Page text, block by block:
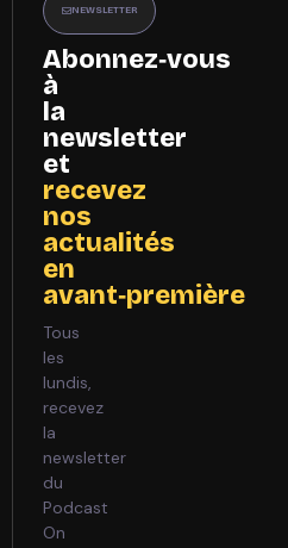
NEWSLETTER
Abonnez‑vous
à
la
newsletter
et
recevez
nos
actualités
en
avant‑première
Tous
les
lundis,
recevez
la
newsletter
du
Podcast
On